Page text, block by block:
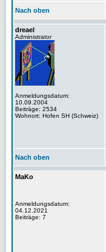
Nach oben
dreael
Administrator
Anmeldungsdatum:
10.09.2004
Beiträge: 2534
Wohnort: Hofen SH (Schweiz)
Nach oben
MaKo
Anmeldungsdatum:
04.12.2021
Beiträge: 7